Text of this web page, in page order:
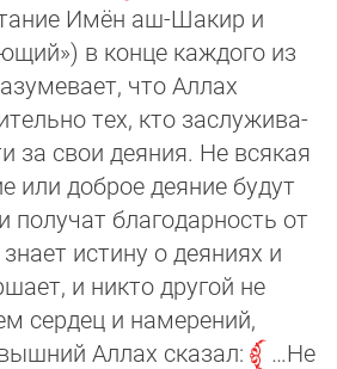
Имён аш-Ша­кир и
в конце каждого из
что Аллах
тех, кто за­слу­жи­ва­
за свои деяния. Не всякая
или доброе деяние будут
бла­го­дар­ность от
истину о деяниях и
и никто другой не
сердец и наме­ре­ний,
Аллах сказал:
…Не